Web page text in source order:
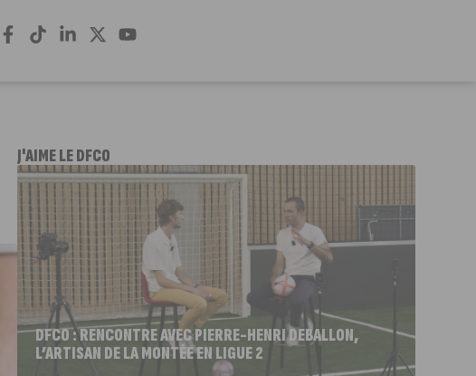
J'AIME LE DFCO
DFCO : RENCONTRE AVEC PIERRE-HENRI DEBALLON,
L’ARTISAN DE LA MONTÉE EN LIGUE 2